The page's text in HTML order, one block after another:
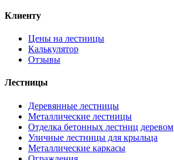
Клиенту
Цены на лестницы
Калькулятор
Отзывы
Лестницы
Деревянные лестницы
Металлические лестницы
Отделка бетонных лестниц деревом
Уличные лестницы для крыльца
Металлические каркасы